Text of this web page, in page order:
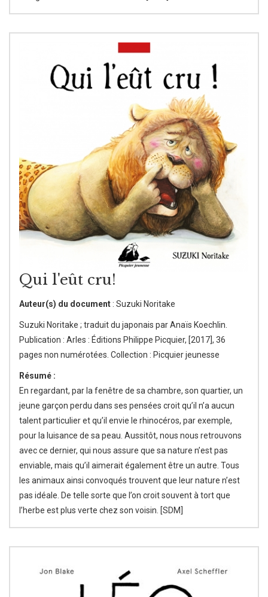
Qui l'eût cru!
Auteur(s) du document : Suzuki Noritake
Suzuki Noritake ; traduit du japonais par Anaïs Koechlin.
Publication : Arles : Éditions Philippe Picquier, [2017], 36
pages non numérotées. Collection : Picquier jeunesse
Résumé :
En regardant, par la fenêtre de sa chambre, son quartier, un
jeune garçon perdu dans ses pensées croit qu’il n’a aucun
talent particulier et qu’il envie le rhinocéros, par exemple,
pour la luisance de sa peau. Aussitôt, nous nous retrouvons
avec ce dernier, qui nous assure que sa nature n’est pas
enviable, mais qu’il aimerait également être un autre. Tous
les animaux ainsi convoqués trouvent que leur nature n’est
pas idéale. De telle sorte que l’on croit souvent à tort que
l’herbe est plus verte chez son voisin. [SDM]